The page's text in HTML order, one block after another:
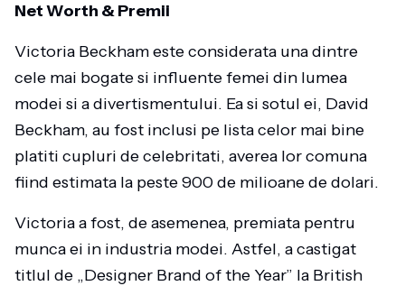
Net Worth & Premii
Victoria Beckham este considerata una dintre
cele mai bogate si influente femei din lumea
modei si a divertismentului. Ea si sotul ei, David
Beckham, au fost inclusi pe lista celor mai bine
platiti cupluri de celebritati, averea lor comuna
fiind estimata la peste 900 de milioane de dolari.
Victoria a fost, de asemenea, premiata pentru
munca ei in industria modei. Astfel, a castigat
titlul de „Designer Brand of the Year” la British